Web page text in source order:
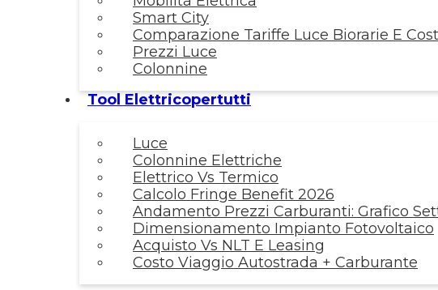
Smart City
Comparazione Tariffe Luce Biorarie E
Prezzi Luce
Colonnine
Tool Elettricopertutti
Luce
Colonnine Elettriche
Elettrico Vs Termico
Calcolo Fringe Benefit 2026
Andamento Prezzi Carburanti: Grafico
Dimensionamento Impianto Fotovoltaico
Acquisto Vs NLT E Leasing
Costo Viaggio Autostrada + Carburante